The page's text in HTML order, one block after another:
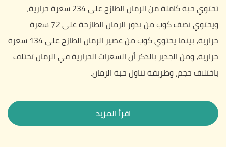
تحتوي حبة كاملة من الرمان الطازج على 234 سعرة حرارية،
ويحتوي نصف كوب من بذور الرمان الطازجة على 72 سعرة
حرارية، بينما يحتوي كوب من عصير الرمان الطازج على 134 سعرة
حرارية، ومن الجدير بالذكر أن السعرات الحرارية في الرمان تختلف
باختلاف حجم، وطريقة تناول حبة الرمان.
اقرأ المزيد